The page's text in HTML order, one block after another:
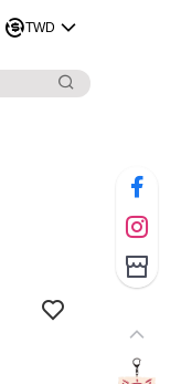
TWD